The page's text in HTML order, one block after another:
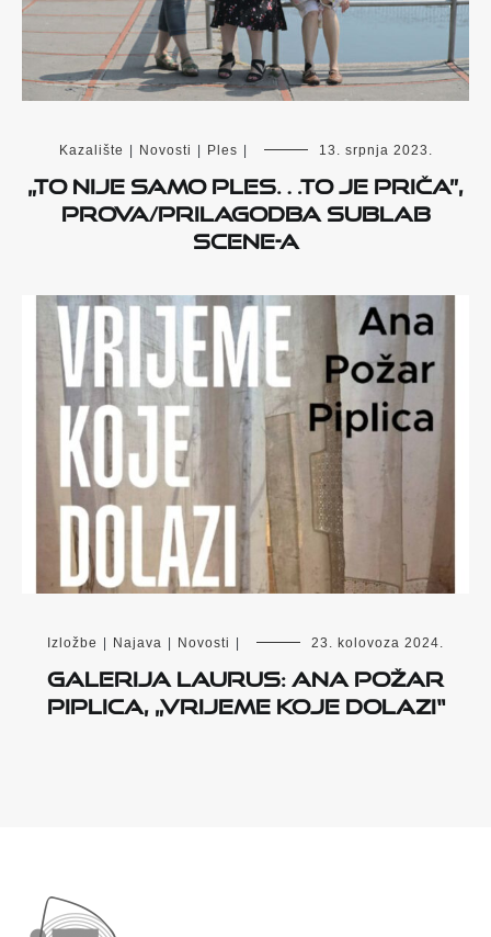
Kazalište | Novosti | Ples | 13. srpnja 2023.
„To nije samo ples…to je priča”,
Prova/Prilagodba SubLab
Scene-a
Izložbe | Najava | Novosti | 23. kolovoza 2024.
Galerija Laurus: Ana Požar
Piplica, „Vrijeme koje dolazi“